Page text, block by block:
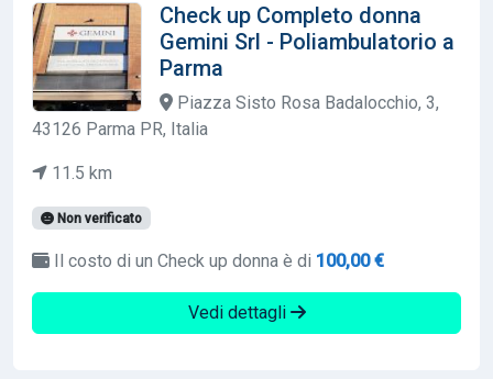
Check up Completo donna
Gemini Srl - Poliambulatorio a
Parma
Piazza Sisto Rosa Badalocchio, 3,
43126 Parma PR, Italia
11.5 km
Non verificato
Il costo di un Check up donna è di 100,00 €
Vedi dettagli